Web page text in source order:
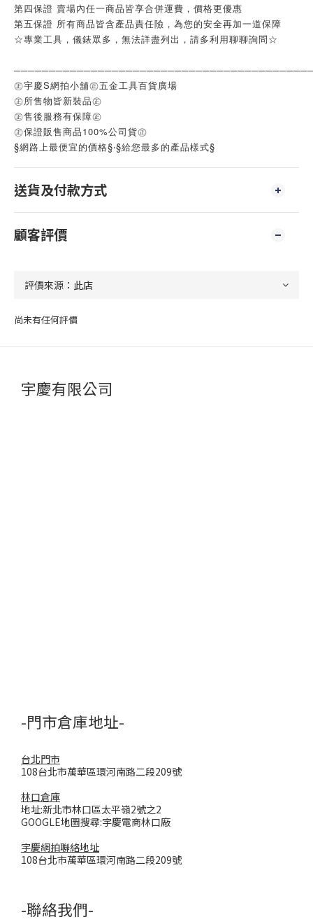
第四保證 賣場內任一商品皆享合併運費，價格更優惠
第五保證 所有商品皆含產品責任險，為您的安全再加一道保障
☆專業工具，儀錶眾多，無法詳盡列出，請多利用聊聊詢問☆
㊣宇慶S網拍小舖㊣五金工具百貨廣場
㊣所售物皆新裝品㊣
㊣售後服務有保障㊣
㊣保證販售商品100%公司貨㊣
§網路上最便宜的價格§‧§給您最多的產品樣式§
送貨及付款方式
顧客評價
尚未有任何評價
宇慶有限公司
-門市倉庫地址-
台北門市
108台北市萬華區環河南路二段209號
林口倉庫
地址:新北市林口區太平嶺2號之2
GOOGLE地圖搜尋:宇慶電商林口廠
宇慶網拍聯絡地址
108台北市萬華區環河南路二段209號
-聯絡我們-